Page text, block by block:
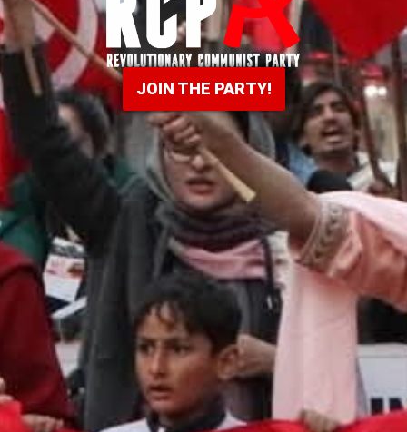
JOIN THE PARTY!